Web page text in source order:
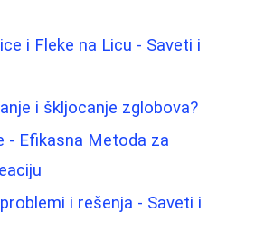
i Fleke na Licu - Saveti i
i škljocanje zglobova?
- Efikasna Metoda za
i rešenja - Saveti i